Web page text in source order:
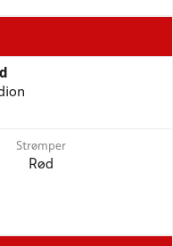
Strømper
Rød